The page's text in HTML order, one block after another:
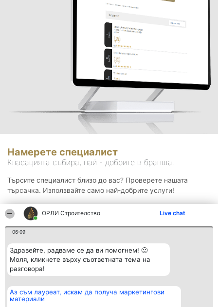
ОРЛИ Строителство Live chat
06:09
Здравейте, радваме се да ви помогнем! 🙂
Моля, кликнете върху съответната тема на
разговора!
Аз съм лауреат, искам да получа маркетингови
материали
Намерете специалист
Класацията събира, най - добрите в бранша.
Търсите специалист близо до вас? Проверете нашата
търсачка. Използвайте само най-добрите услуги!
Организатор на
класиране
Класация Контакти